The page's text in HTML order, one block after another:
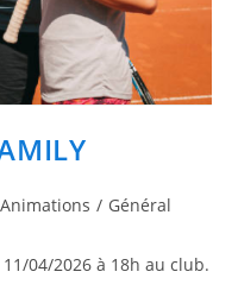
Animations / Général
04/2026 à 18h au club.